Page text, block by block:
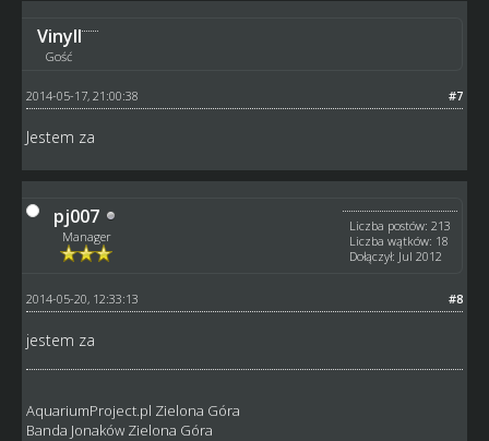
Vinyll
Gość
#7
2014-05-17, 21:00:38
Jestem za
pj007
Manager
Liczba postów: 213
Liczba wątków: 18
Dołączył: Jul 2012
#8
2014-05-20, 12:33:13
jestem za
AquariumProject.pl Zielona Góra
Banda Jonaków Zielona Góra